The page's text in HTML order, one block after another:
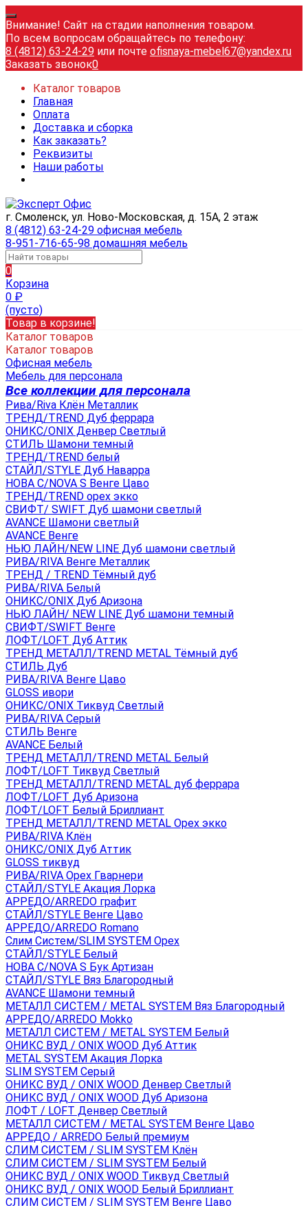
Внимание! Сайт на стадии наполнения товаром.
По всем вопросам обращайтесь по телефону:
8 (4812) 63-24-29 или почте ofisnaya-mebel67@yandex.ru
Заказать звонок0
Каталог товаров
Главная
Оплата
Доставка и сборка
Как заказать?
Реквизиты
Наши работы
г. Смоленск, ул. Ново-Московская, д. 15А, 2 этаж
8 (4812) 63-24-29 офисная мебель
8-951-716-65-98 домашняя мебель
0
Корзина
0 ₽
(пусто)
Товар в корзине!
Каталог товаров
Каталог товаров
Офисная мебель
Мебель для персонала
Все коллекции для персонала
Рива/Riva Клён Металлик
ТРЕНД/TREND Дуб феррара
ОНИКС/ONIX Денвер Светлый
СТИЛЬ Шамони темный
ТРЕНД/TREND белый
СТАЙЛ/STYLE Дуб Наварра
НОВА С/NOVA S Венге Цаво
ТРЕНД/TREND орех экко
СВИФТ/ SWIFT Дуб шамони светлый
AVANCE Шамони светлый
AVANCE Венге
НЬЮ ЛАЙН/NEW LINE Дуб шамони светлый
РИВА/RIVA Венге Металлик
TРЕНД / TREND Тёмный дуб
РИВА/RIVA Белый
ОНИКС/ONIX Дуб Аризона
НЬЮ ЛАЙН/ NEW LINE Дуб шамони темный
СВИФТ/SWIFT Венге
ЛОФТ/LOFT Дуб Аттик
ТРЕНД МЕТАЛЛ/TREND METAL Тёмный дуб
СТИЛЬ Дуб
РИВА/RIVA Венге Цаво
GLOSS ивори
ОНИКС/ONIX Тиквуд Светлый
РИВА/RIVA Серый
СТИЛЬ Венге
AVANСE Белый
ТРЕНД МЕТАЛЛ/TREND METAL Белый
ЛОФТ/LOFT Тиквуд Светлый
ТРЕНД МЕТАЛЛ/TREND METAL дуб феррара
ЛОФТ/LOFT Дуб Аризона
ЛОФТ/LOFT Белый Бриллиант
ТРЕНД МЕТАЛЛ/TREND METAL Орех экко
РИВА/RIVA Клён
ОНИКС/ONIX Дуб Аттик
GLOSS тиквуд
РИВА/RIVA Орех Гварнери
СТАЙЛ/STYLE Акация Лорка
АРРЕДО/ARREDO графит
СТАЙЛ/STYLE Венге Цаво
АРРЕДО/ARREDO Romano
Слим Систем/SLIM SYSTEM Орех
СТАЙЛ/STYLE Белый
НОВА С/NOVA S Бук Артизан
СТАЙЛ/STYLE Вяз Благородный
AVANCE Шамони темный
МЕТАЛЛ СИСТЕМ / METAL SYSTEM Вяз Благородный
АРРЕДО/ARREDO Mokko
МЕТАЛЛ СИСТЕМ / METAL SYSTEM Белый
ОНИКС ВУД / ONIX WOOD Дуб Аттик
METAL SYSTEM Акация Лорка
SLIM SYSTEM Серый
ОНИКС ВУД / ONIX WOOD Денвер Светлый
ОНИКС ВУД / ONIX WOOD Дуб Аризона
ЛОФТ / LOFT Денвер Светлый
МЕТАЛЛ СИСТЕМ / METAL SYSTEM Венге Цаво
АРРЕДО / ARREDO Белый премиум
СЛИМ СИСТЕМ / SLIM SYSTEM Клён
СЛИМ СИСТЕМ / SLIM SYSTEM Белый
ОНИКС ВУД / ONIX WOOD Тиквуд Светлый
ОНИКС ВУД / ONIX WOOD Белый Бриллиант
СЛИМ СИСТЕМ / SLIM SYSTEM Венге Цаво